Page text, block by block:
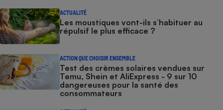
ACTUALITÉ
Les moustiques vont-ils s’habituer au
répulsif le plus efficace ?
ACTION QUE CHOISIR ENSEMBLE
Test des crèmes solaires vendues sur
Temu, Shein et AliExpress - 9 sur 10
dangereuses pour la santé des
consommateurs